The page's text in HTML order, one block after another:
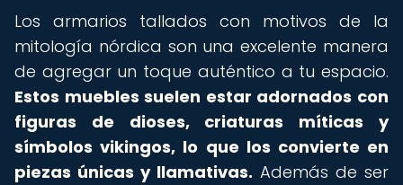
Los armarios tallados con motivos de la
mitología nórdica son una excelente manera
de agregar un toque auténtico a tu espacio.
Estos muebles suelen estar adornados con
figuras de dioses, criaturas míticas y
símbolos vikingos, lo que los convierte en
piezas únicas y llamativas. Además de ser